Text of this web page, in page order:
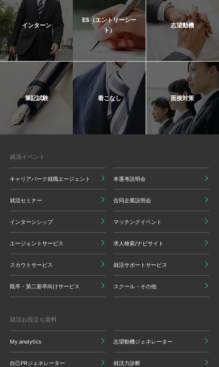
インターン
ES（エントリーシー
ト）
志望動機
筆記試験 着こなし 面接対策
就活イベント
キャリアパーク就職エージェント 本選考説明会
就活セミナー 合同企業説明会
インターンシップ マッチングイベント
エージェントサービス 求人検索/ナビサイト
スカウトサービス 就活サポートサービス
既卒・第二新卒向けサービス スクール・その他
就活お役立ち資料
My analytics 志望動機ジェネレーター
自己PRジェネレーター 就活力診断